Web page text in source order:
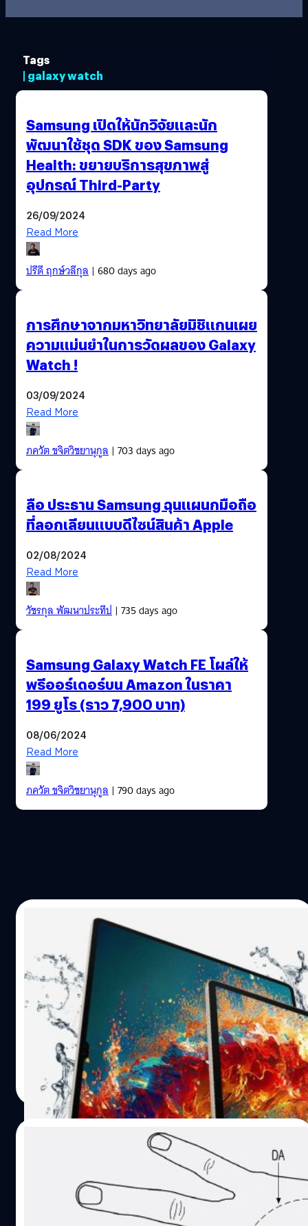
Tags
| galaxy watch
Samsung เปิดให้นักวิจัยและนัก
พัฒนาใช้ชุด SDK ของ Samsung
Health: ขยายบริการสุขภาพสู่
อุปกรณ์ Third-Party
26/09/2024
Read More
ปรีดี ฤกษ์วลีกุล| 680 days ago
การศึกษาจากมหาวิทยาลัยมิชิแกนเผย
ความแม่นยำในการวัดผลของ Galaxy
Watch !
03/09/2024
Read More
ภควัต ขจิตวิชยานุกูล| 703 days ago
ลือ ประธาน Samsung ฉุนแผนกมือถือ
ที่ลอกเลียนแบบดีไซน์สินค้า Apple
02/08/2024
Read More
วัชรกุล พัฒนาประทีป| 735 days ago
Samsung Galaxy Watch FE โผล่ให้
พรีออร์เดอร์บน Amazon ในราคา
199 ยูโร (ราว 7,900 บาท)
08/06/2024
Read More
ภควัต ขจิตวิชยานุกูล| 790 days ago
เปิดตัว Samsung Galaxy Tab S9 Series
แท็บเล็ตเรือธงที่ใช้จอ AMOLED ซะที พร้อม
Galaxy Watch 6 Series อย่างเป็นทางการ!
เปิดตัว Samsung Galaxy Tab S9 Series แท็บเล็ตเรือธงที่ใช้
จอ AMOLED ซะที พร้อม Galaxy Watch 6 Series อย่างเป็น
ทางการ!
กิตติธัช วนิชผล| 1108 days ago
Read More
Samsung จดสิทธิบัตรสมาร์ตวอตช์ที่มีโปรเจก
เตอร์ในตัว
Samsung ได้ยื่นจดสิทธิบัตรสมาร์ตวอตช์ Galaxy Watch ที่